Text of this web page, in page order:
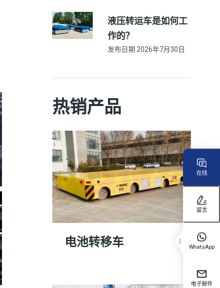
液压转运车是如何工
作的？
发布日期 2026年7月30日
热销产品
电池转移车
在线
留言
WhatsApp
电子邮件